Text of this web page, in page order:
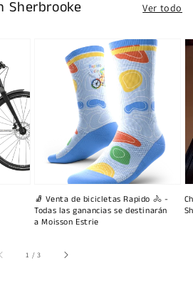
Sherbrooke Ver todo
🧦 Venta de bicicletas Rapido 🚴 -
Todas las ganancias se destinarán
a Moisson Estrie
1 /de
3